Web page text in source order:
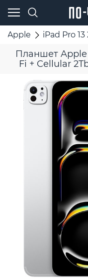
Apple iPad Pro 13
Планшет Apple
Fi + Cellular